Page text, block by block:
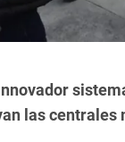
las centrales